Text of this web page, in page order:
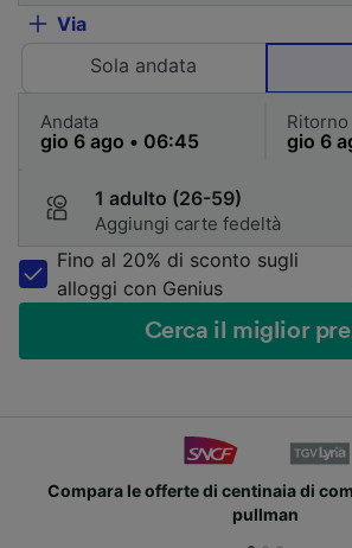
Via
Sola andata
Andata Ritorno
1 adulto (26-59)
Aggiungi carte fedeltà
Fino al 20% di sconto sugli
alloggi con Genius
Cerca il miglior
Compara le offerte di centinaia di
pullman